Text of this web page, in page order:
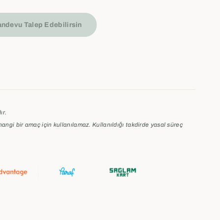
Talep Edebilirsin
bir amaç için kullanılamaz. Kullanıldığı takdirde yasal süreç